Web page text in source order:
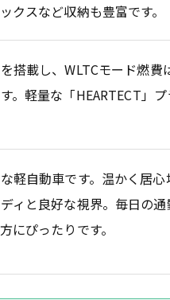
クスなど収納も豊富です。
搭載し、WLTCモード燃
。軽量な「HEARTECT」
軽自動車です。温かく居
ィと良好な視界。毎日の
にぴったりです。